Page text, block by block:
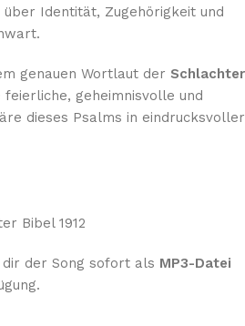
Identität, Zugehörigkeit und
genauen Wortlaut der Schlachter
geheimnisvolle und
dieses Psalms in eindrucksvoller
Bibel 1912
der Song sofort als MP3-Datei